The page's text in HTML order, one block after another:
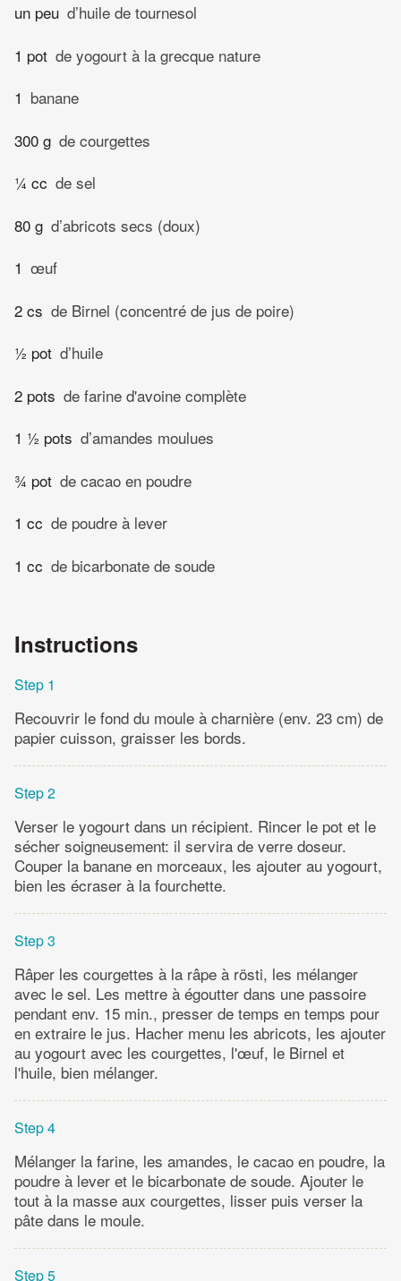
un peu d’huile de tournesol
1 pot de yogourt à la grecque nature
1 banane
300 g de courgettes
¼ cc de sel
80 g d’abricots secs (doux)
1 œuf
2 cs de Birnel (concentré de jus de poire)
½ pot d’huile
2 pots de farine d'avoine complète
1 ½ pots d’amandes moulues
¾ pot de cacao en poudre
1 cc de poudre à lever
1 cc de bicarbonate de soude
Instructions
Step 1
Recouvrir le fond du moule à charnière (env. 23 cm) de
papier cuisson, graisser les bords.
Step 2
Verser le yogourt dans un récipient. Rincer le pot et le
sécher soigneusement: il servira de verre doseur.
Couper la banane en morceaux, les ajouter au yogourt,
bien les écraser à la fourchette.
Step 3
Râper les courgettes à la râpe à rösti, les mélanger
avec le sel. Les mettre à égoutter dans une passoire
pendant env. 15 min., presser de temps en temps pour
en extraire le jus. Hacher menu les abricots, les ajouter
au yogourt avec les courgettes, l'œuf, le Birnel et
l'huile, bien mélanger.
Step 4
Mélanger la farine, les amandes, le cacao en poudre, la
poudre à lever et le bicarbonate de soude. Ajouter le
tout à la masse aux courgettes, lisser puis verser la
pâte dans le moule.
Step 5